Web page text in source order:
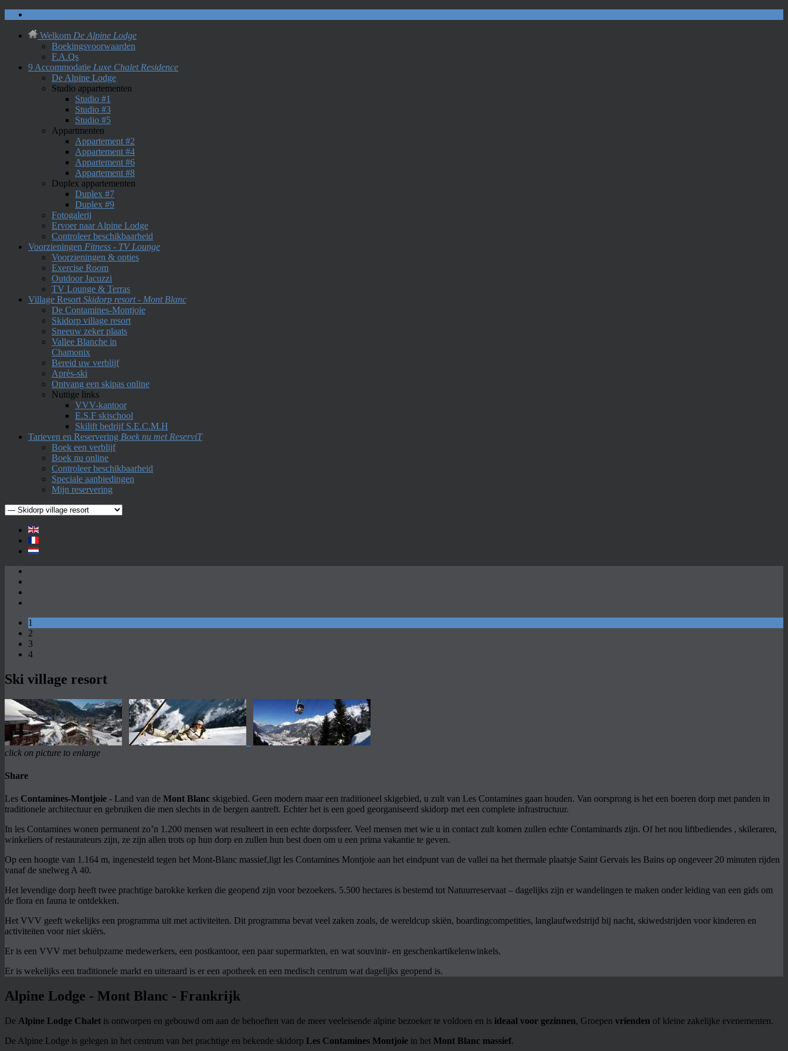
Welkom De Alpine Lodge
Boekingsvoorwaarden
F.A.Qs
9 Accommodatie Luxe Chalet Residence
De Alpine Lodge
Studio appartementen
Studio #1
Studio #3
Studio #5
Appartmenten
Appartement #2
Appartement #4
Appartement #6
Appartement #8
Duplex appartementen
Duplex #7
Duplex #9
Fotogalerij
Ervoer naar Alpine Lodge
Controleer beschikbaarheid
Voorzieningen Fitness - TV Lounge
Voorzieningen & opties
Exercise Room
Outdoor Jacuzzi
TV Lounge & Terras
Village Resort Skidorp resort - Mont Blanc
De Contamines-Montjoie
Skidorp village resort
Sneeuw zeker plaats
Vallee Blanche in
Chamonix
Bereid uw verblijf
Après-ski
Ontvang een skipas online
Nuttige links
VVV-kantoor
E.S.F skischool
Skilift bedrijf S.E.C.M.H
Tarieven en Reservering Boek nu met ReserviT
Boek een verblijf
Boek nu online
Controleer beschikbaarheid
Speciale aanbiedingen
Mijn reservering
1
2
3
4
Ski village resort
click on picture to enlarge
Share
Les Contamines-Montjoie - Land van de Mont Blanc skigebied. Geen modern maar een traditioneel skigebied, u zult van Les Contamines gaan houden. Van oorsprong is het een boeren dorp met panden in
traditionele architectuur en gebruiken die men slechts in de bergen aantreft. Echter het is een goed georganiseerd skidorp met een complete infrastructuur.
In les Contamines wonen permanent zo’n 1.200 mensen wat resulteert in een echte dorpssfeer. Veel mensen met wie u in contact zult komen zullen echte Contaminards zijn. Of het nou liftbediendes , skileraren,
winkeliers of restaurateurs zijn, ze zijn allen trots op hun dorp en zullen hun best doen om u een prima vakantie te geven.
Op een hoogte van 1.164 m, ingenesteld tegen het Mont-Blanc massief,ligt les Contamines Montjoie aan het eindpunt van de vallei na het thermale plaatsje Saint Gervais les Bains op ongeveer 20 minuten rijden
vanaf de snelweg A 40.
Het levendige dorp heeft twee prachtige barokke kerken die geopend zijn voor bezoekers. 5.500 hectares is bestemd tot Natuurreservaat – dagelijks zijn er wandelingen te maken onder leiding van een gids om
de flora en fauna te ontdekken.
Het VVV geeft wekelijks een programma uit met activiteiten. Dit programma bevat veel zaken zoals, de wereldcup skiën, boardingcompetities, langlaufwedstrijd bij nacht, skiwedstrijden voor kinderen en
activiteiten voor niet skiërs.
Er is een VVV met behulpzame medewerkers, een postkantoor, een paar supermarkten, en wat souvinir- en geschenkartikelenwinkels.
Er is wekelijks een traditionele markt en uiteraard is er een apotheek en een medisch centrum wat dagelijks geopend is.
Alpine Lodge - Mont Blanc - Frankrijk
De Alpine Lodge Chalet is ontworpen en gebouwd om aan de behoeften van de meer veeleisende alpine bezoeker te voldoen en is ideaal voor gezinnen, Groepen vrienden of kleine zakelijke evenementen.
De Alpine Lodge is gelegen in het centrum van het prachtige en bekende skidorp Les Contamines Montjoie in het Mont Blanc massief.